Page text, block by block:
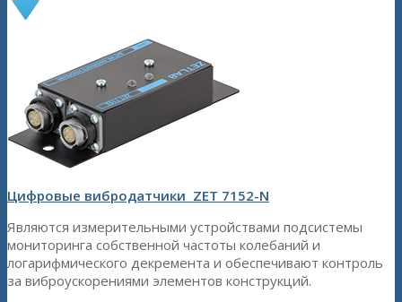
Цифровые вибродатчики ZET 7152-N
Являются измерительными устройствами подсистемы
мониторинга собственной частоты колебаний и
логарифмического декремента и обеспечивают контроль
за виброускорениями элементов конструкций.